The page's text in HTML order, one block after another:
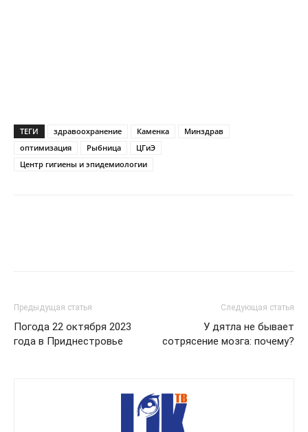
ТЕГИ здравоохранение Каменка
Минздрав
оптимизация
Рыбница
ЦГиЭ
Центр гигиены и эпидемиологии
Предыдущая статья
Погода 22 октября 2023
года в Приднестровье
Следующая статья
У дятла не бывает
сотрясение мозга: почему?